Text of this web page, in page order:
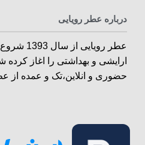
درباره عطر رویایی
عطر
ارایشی و بهداشتی را اغاز کرده
حضوری و انلاین،تک و عمده از